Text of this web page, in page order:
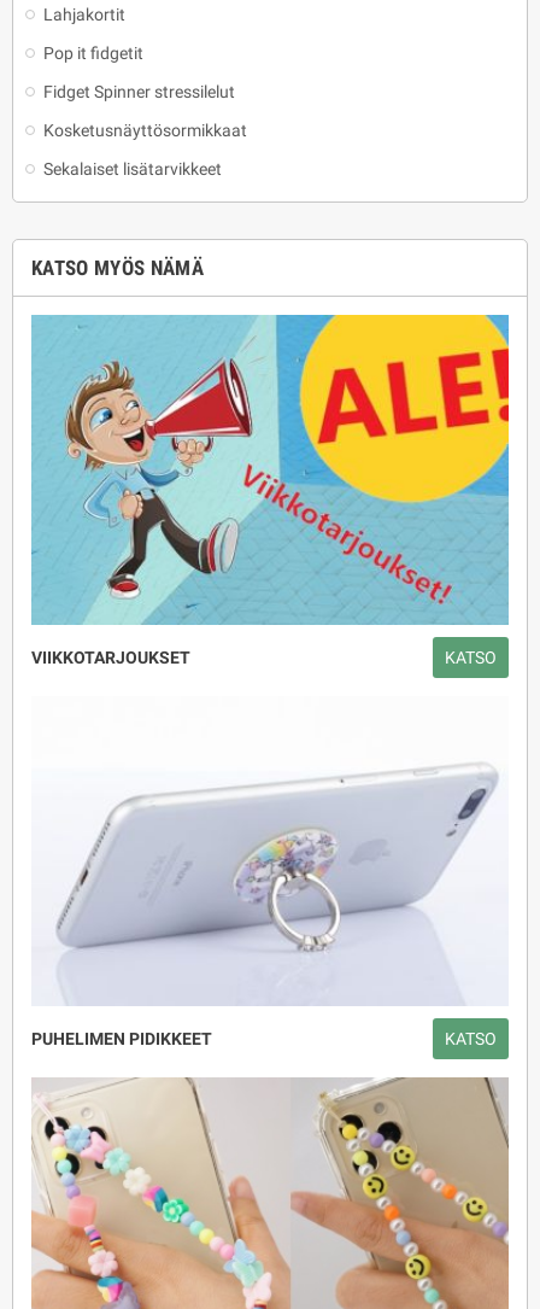
Lahjakortit
Pop it fidgetit
Fidget Spinner stressilelut
Kosketusnäyttösormikkaat
Sekalaiset lisätarvikkeet
KATSO MYÖS NÄMÄ
VIIKKOTARJOUKSET KATSO
PUHELIMEN PIDIKKEET KATSO